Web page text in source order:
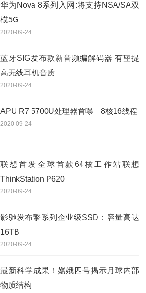
华为Nova 8系列入网:将支持NSA/SA双
模5G
2020-09-24
蓝牙SIG发布款新音频编解码器 有望提
高无线耳机音质
2020-09-24
APU R7 5700U处理器首曝：8核16线程
2020-09-24
联想首发全球首款64核工作站联想
ThinkStation P620
2020-09-24
影驰发布擎系列企业级SSD：容量高达
16TB
2020-09-24
最新科学成果！嫦娥四号揭示月球内部
物质结构